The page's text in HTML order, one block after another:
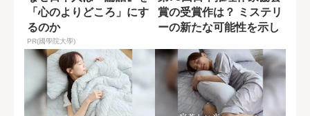
「心のよりどころ」にす
るのか
PR(國學院大學)
賞の受賞作は？ ミステリ
ーの新たな可能性を示し